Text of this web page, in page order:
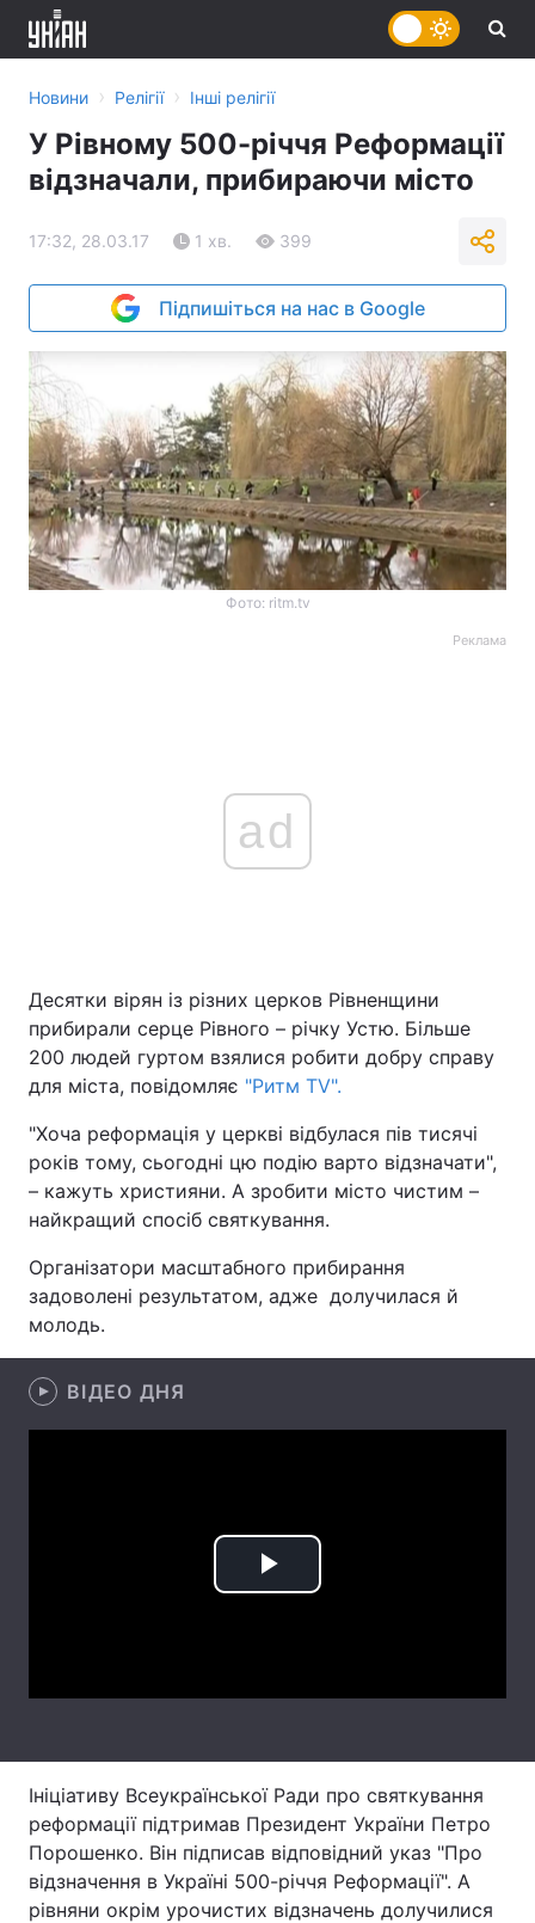
Головна Війна
Україна Політика
Економіка Світ
Спорт
Техно і зв'язок
Зброя Інциденти
Погода
Регіони
Архів Вакансії
Контакти
Новини › Релігії › Інші релігії
У Рівному 500-річчя Реформації
відзначали, прибираючи місто
17:32, 28.03.17 1 хв. 399
Підпишіться на нас в Google
Фото: ritm.tv
Реклама
ad
Десятки вірян із різних церков Рівненщини
прибирали серце Рівного – річку Устю. Більше
200 людей гуртом взялися робити добру справу
для міста, повідомляє "Ритм ТV".
"Хоча реформація у церкві відбулася пів тисячі
років тому, сьогодні цю подію варто відзначати",
– кажуть християни. А зробити місто чистим –
найкращий спосіб святкування.
Організатори масштабного прибирання
задоволені результатом, адже долучилася й
молодь.
ВІДЕО ДНЯ
Play
Ініціативу Всеукраїнської Ради про святкування
реформації підтримав Президент України Петро
Порошенко. Він підписав відповідний указ "Про
відзначення в Україні 500-річчя Реформації". А
рівняни окрім урочистих відзначень долучилися